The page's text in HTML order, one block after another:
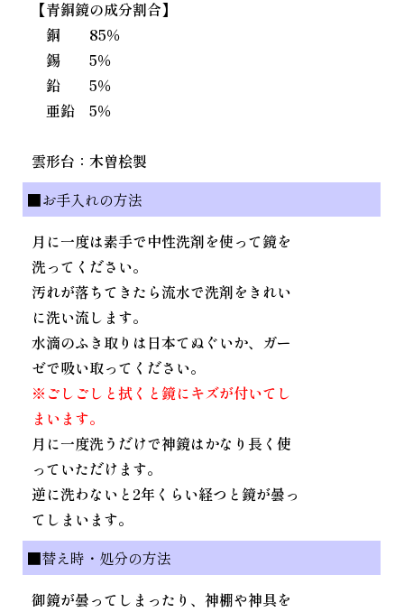
【青銅鏡の成分割合】
銅 85％
錫 5％
鉛 5％
亜鉛 5％
雲形台：木曽桧製
■お手入れの方法
月に一度は素手で中性洗剤を使って鏡を
洗ってください。
汚れが落ちてきたら流水で洗剤をきれい
に洗い流します。
水滴のふき取りは日本てぬぐいか、ガー
ゼで吸い取ってください。
※ごしごしと拭くと鏡にキズが付いてし
まいます。
月に一度洗うだけで神鏡はかなり長く使
っていただけます。
逆に洗わないと2年くらい経つと鏡が曇っ
てしまいます。
■替え時・処分の方法
御鏡が曇ってしまったり、神棚や神具を